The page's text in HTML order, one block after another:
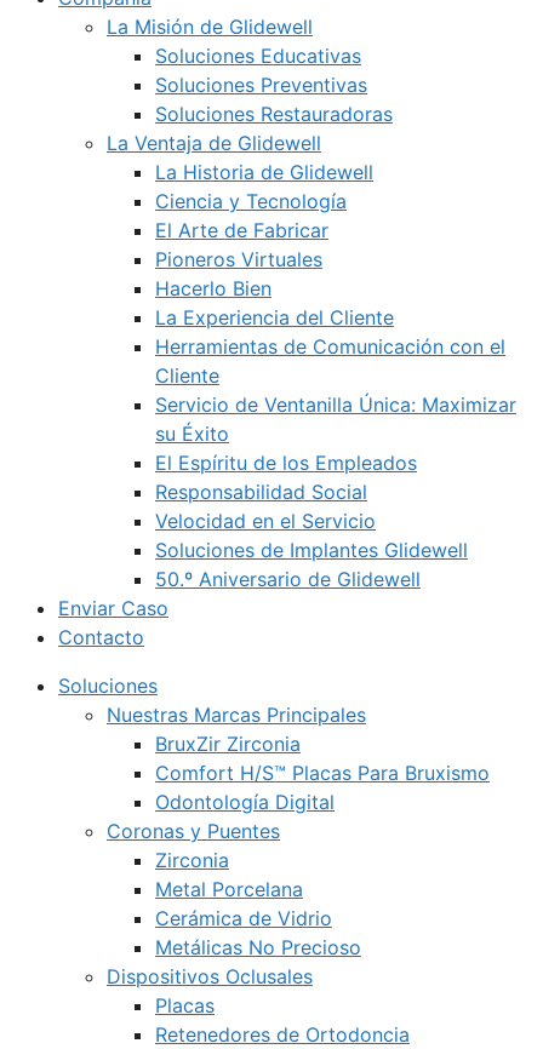
La Misión de Glidewell
Soluciones Educativas
Soluciones Preventivas
Soluciones Restauradoras
La Ventaja de Glidewell
La Historia de Glidewell
Ciencia y Tecnología
El Arte de Fabricar
Pioneros Virtuales
Hacerlo Bien
La Experiencia del Cliente
Herramientas de Comunicación con el
Cliente
Servicio de Ventanilla Única: Maximizar
su Éxito
El Espíritu de los Empleados
Responsabilidad Social
Velocidad en el Servicio
Soluciones de Implantes Glidewell
50.º Aniversario de Glidewell
Enviar Caso
Contacto
Soluciones
Nuestras Marcas Principales
BruxZir Zirconia
Comfort H/S™ Placas Para Bruxismo
Odontología Digital
Coronas y Puentes
Zirconia
Metal Porcelana
Cerámica de Vidrio
Metálicas No Precioso
Dispositivos Oclusales
Placas
Retenedores de Ortodoncia